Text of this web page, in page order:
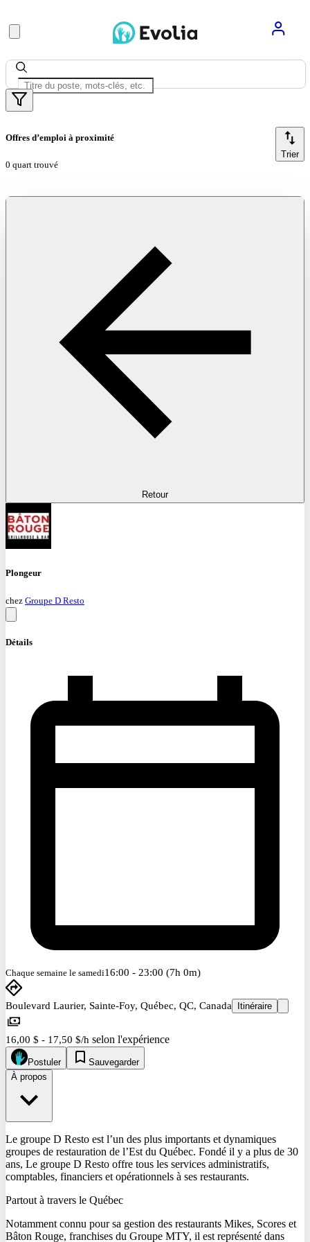
Offres d’emploi à proximité
0 quart trouvé
Trier
Retour
Plongeur
chez Groupe D Resto
Détails
Chaque semaine le samedi16:00 - 23:00 (7h 0m)
Boulevard Laurier, Sainte-Foy, Québec, QC, Canada Itinéraire
16,00 $ - 17,50 $/h selon l'expérience
Postuler
Sauvegarder
À propos
Le groupe D Resto est l’un des plus importants et dynamiques
groupes de restauration de l’Est du Québec. Fondé il y a plus de 30
ans, Le groupe D Resto offre tous les services administratifs,
comptables, financiers et opérationnels à ses restaurants.
Partout à travers le Québec
Notamment connu pour sa gestion des restaurants Mikes, Scores et
Bâton Rouge, franchises du Groupe MTY, il est représenté dans